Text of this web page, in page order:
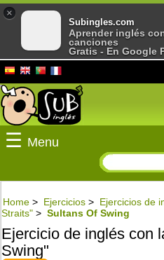
☰ Menu
Home > Ejercicios > Ejercicios de
Straits" > Sultans Of Swing
Ejercicio de inglés con
Swing"
×
Subingles.com
Aprender inglés
canciones
Gratis - En Google